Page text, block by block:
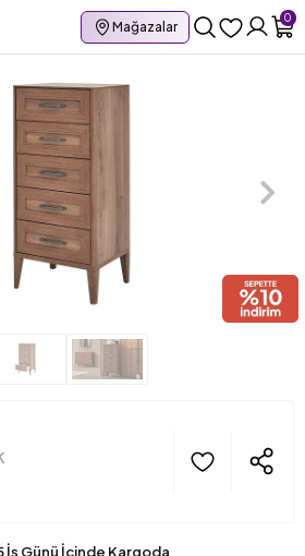
Mağazalar
0
İş Günü İçinde Kargoda